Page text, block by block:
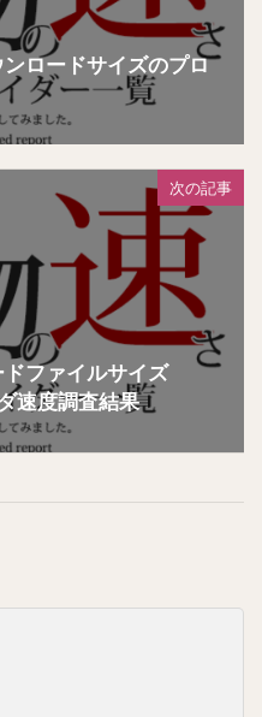
ロードサイズのプロ
次の記事
ファイルサイズ
速度調査結果